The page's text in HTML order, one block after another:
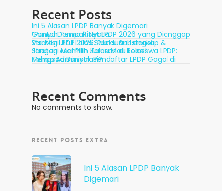
Recent Posts
Ini 5 Alasan LPDP Banyak Digemari
Contoh Tema Riset LPDP 2026 yang Dianggap “Punya Dampak Nyata”
Visi Misi LPDP 2026: Panduan Lengkap & Strategi Jitu Lolos Seleksi Substansi
Strategi Memilih Jurusan di Beasiswa LPDP: Jangan Asal Pilih Kalau Mau Lolos!
Mengapa Banyak Pendaftar LPDP Gagal di Tahap Administrasi?
Recent Comments
No comments to show.
RECENT POSTS EXTRA
Ini 5 Alasan LPDP Banyak
Digemari